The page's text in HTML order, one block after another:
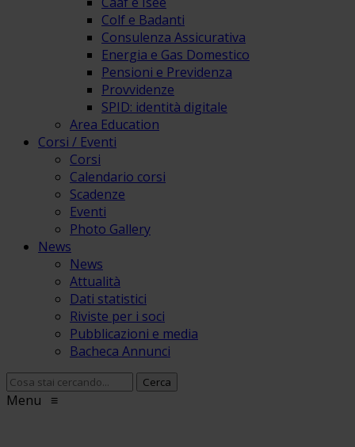
Colf e Badanti
Consulenza Assicurativa
Energia e Gas Domestico
Pensioni e Previdenza
Provvidenze
SPID: identità digitale
Area Education
Corsi / Eventi
Corsi
Calendario corsi
Scadenze
Eventi
Photo Gallery
News
News
Attualità
Dati statistici
Riviste per i soci
Pubblicazioni e media
Bacheca Annunci
Menu ≡